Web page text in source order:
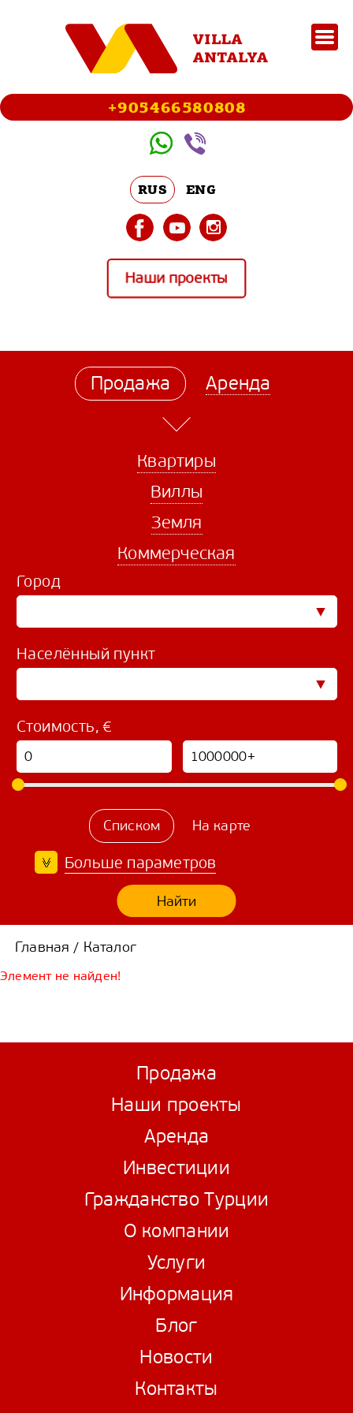
+905466580808
Наши проекты
RUS ENG
Квартиры
Виллы
Земля
Коммерческая
Продажа Аренда
Город
Населённый пункт
Стоимость, €
Списком На карте
Найти
Больше параметров
Главная / Каталог
Элемент не найден!
Продажа
Наши проекты
Аренда
Инвестиции
Гражданство Турции
О компании
Услуги
Информация
Блог
Новости
Контакты